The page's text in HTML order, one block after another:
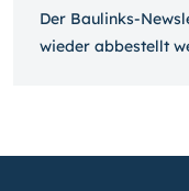
Der Baulinks-
wieder ab­bestellt